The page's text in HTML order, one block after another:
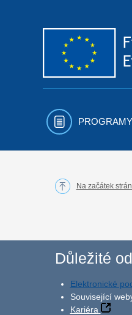
PROGRAMY
Na začátek
Důležité
Elektronické
Související
Kariéra